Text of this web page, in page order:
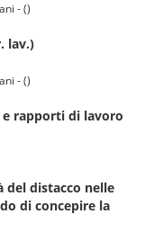
- ()
lav.)
- ()
rapporti di lavoro
del distacco nelle
di concepire la